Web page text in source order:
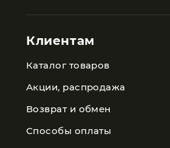
Клиентам
Каталог товаров
Акции, распродажа
Возврат и обмен
Способы оплаты